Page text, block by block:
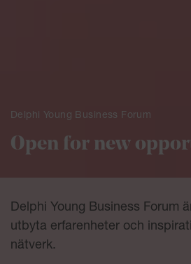
Delphi Young Business Forum
Open for new
Delphi Young Business Forum
utbyta erfarenheter och
nätverk.